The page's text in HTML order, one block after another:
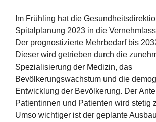
Im Frühling hat die
Spitalplanung 2023 in die
Der prognostizierte Mehrbedarf bis
Dieser wird getrieben durch die
Spezialisierung der Medizin, das
Bevölkerungswachstum und die
Entwicklung der Bevölkerung. Der
Patientinnen und Patienten wird stetig
Umso wichtiger ist der geplante